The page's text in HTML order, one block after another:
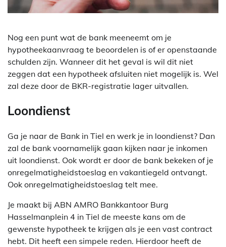
Nog een punt wat de bank meeneemt om je
hypotheekaanvraag te beoordelen is of er openstaande
schulden zijn. Wanneer dit het geval is wil dit niet
zeggen dat een hypotheek afsluiten niet mogelijk is. Wel
zal deze door de BKR-registratie lager uitvallen.
Loondienst
Ga je naar de Bank in Tiel en werk je in loondienst? Dan
zal de bank voornamelijk gaan kijken naar je inkomen
uit loondienst. Ook wordt er door de bank bekeken of je
onregelmatigheidstoeslag en vakantiegeld ontvangt.
Ook onregelmatigheidstoeslag telt mee.
Je maakt bij ABN AMRO Bankkantoor Burg
Hasselmanplein 4 in Tiel de meeste kans om de
gewenste hypotheek te krijgen als je een vast contract
hebt. Dit heeft een simpele reden. Hierdoor heeft de